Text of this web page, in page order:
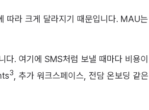
따라 크게 달라지기 때문입니다. MAU는
. 여기에 SMS처럼 보낼 때마다 비용이
3
, 추가 워크스페이스, 전담 온보딩 같은